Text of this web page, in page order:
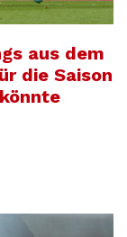
aus dem
die Saison